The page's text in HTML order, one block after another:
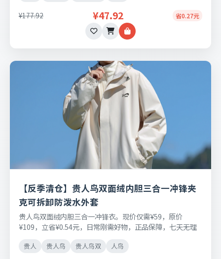
¥177.92 ¥47.92 省0.27元
【反季清仓】贵人鸟双面绒内胆三合一冲锋夹
克可拆卸防泼水外套
贵人鸟双面绒内胆三合一冲锋衣。现价仅需¥59，原价
¥109，立省¥0.54元，日常刚需好物，正品保障，七天无理
贵人 贵人鸟 贵人鸟双 人鸟